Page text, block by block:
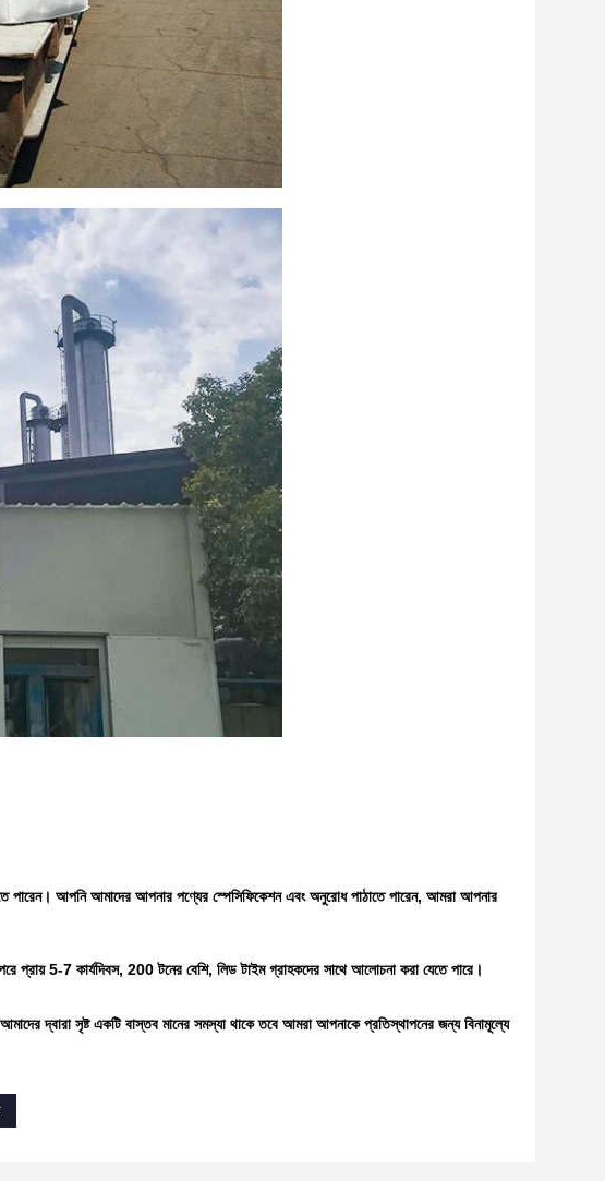
পারেন। আপনি আমাদের আপনার পণ্যের স্পেসিফিকেশন এবং অনুরোধ পাঠাতে পারেন, আমরা আপনার
প্রায় 5-7 কার্যদিবস, 200 টনের বেশি, লিড টাইম গ্রাহকদের সাথে আলোচনা করা যেতে পারে।
দ্বারা সৃষ্ট একটি বাস্তব মানের সমস্যা থাকে তবে আমরা আপনাকে প্রতিস্থাপনের জন্য বিনামূল্যে